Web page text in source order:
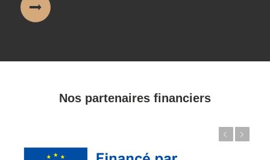
Nos partenaires financiers